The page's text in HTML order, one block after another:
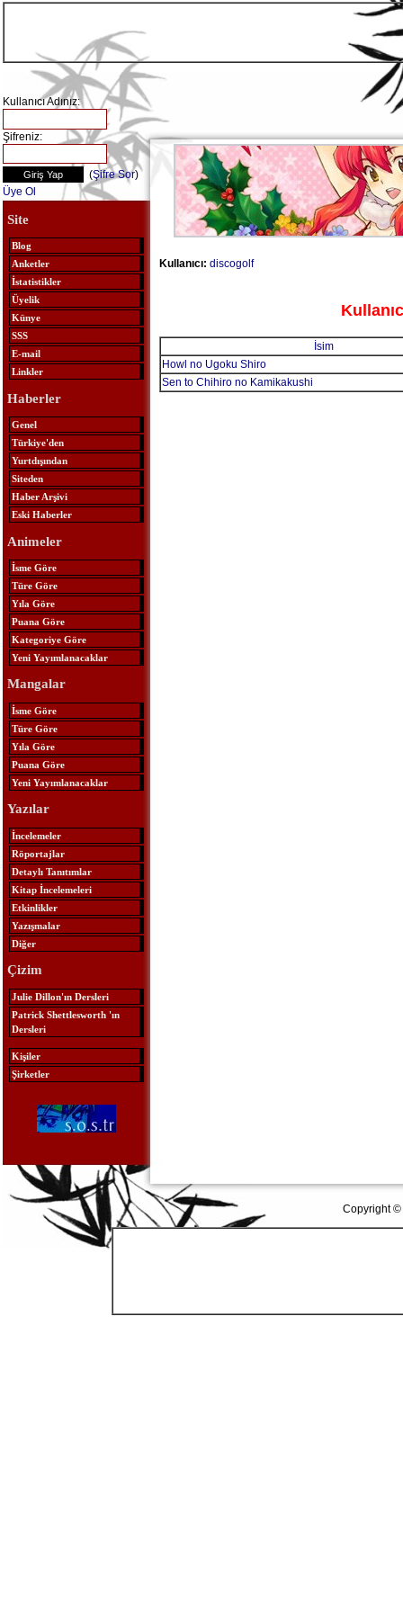
Kullanıcı Adınız:
Şifreniz:
(Şifre Sor)
Üye Ol
Site
Blog
Anketler
İstatistikler
Üyelik
Künye
SSS
E-mail
Linkler
Haberler
Genel
Türkiye'den
Yurtdışından
Siteden
Haber Arşivi
Eski Haberler
Animeler
İsme Göre
Türe Göre
Yıla Göre
Puana Göre
Kategoriye Göre
Yeni Yayımlanacaklar
Mangalar
İsme Göre
Türe Göre
Yıla Göre
Puana Göre
Yeni Yayımlanacaklar
Yazılar
İncelemeler
Röportajlar
Detaylı Tanıtımlar
Kitap İncelemeleri
Etkinlikler
Yazışmalar
Diğer
Çizim
Julie Dillon'ın Dersleri
Patrick Shettlesworth 'ın
Dersleri
Kişiler
Şirketler
Kullanıcı: discogolf
İsim
Howl no Ugoku Shiro
Sen to Chihiro no Kamikakushi
Copyright ©